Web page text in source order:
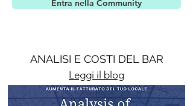
Entra nella Community
ANALISI E COSTI DEL BAR
Leggi il blog